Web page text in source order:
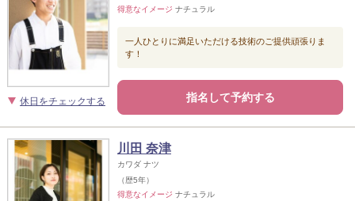
休日をチェックする
得意なイメージ ナチュラル
一人ひとりに満足いただける技術のご提供頑張りま
す！
指名して予約する
川田 奈津
カワダ ナツ
（歴5年）
得意なイメージ ナチュラル